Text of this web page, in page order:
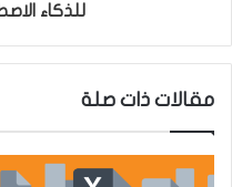
للذكاء
مقالات ذات صلة